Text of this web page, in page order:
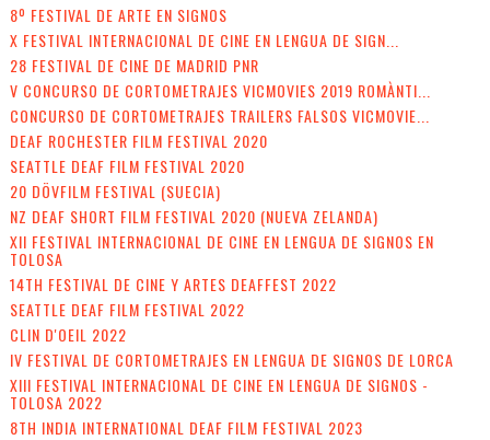
8º FESTIVAL DE ARTE EN SIGNOS
X FESTIVAL INTERNACIONAL DE CINE EN LENGUA DE SIGN...
28 FESTIVAL DE CINE DE MADRID PNR
V CONCURSO DE CORTOMETRAJES VICMOVIES 2019 ROMÀNTI...
CONCURSO DE CORTOMETRAJES TRAILERS FALSOS VICMOVIE...
DEAF ROCHESTER FILM FESTIVAL 2020
SEATTLE DEAF FILM FESTIVAL 2020
20 DÖVFILM FESTIVAL (SUECIA)
NZ DEAF SHORT FILM FESTIVAL 2020 (NUEVA ZELANDA)
XII FESTIVAL INTERNACIONAL DE CINE EN LENGUA DE SIGNOS EN
TOLOSA
14TH FESTIVAL DE CINE Y ARTES DEAFFEST 2022
SEATTLE DEAF FILM FESTIVAL 2022
CLIN D'OEIL 2022
IV FESTIVAL DE CORTOMETRAJES EN LENGUA DE SIGNOS DE LORCA
XIII FESTIVAL INTERNACIONAL DE CINE EN LENGUA DE SIGNOS -
TOLOSA 2022
8TH INDIA INTERNATIONAL DEAF FILM FESTIVAL 2023